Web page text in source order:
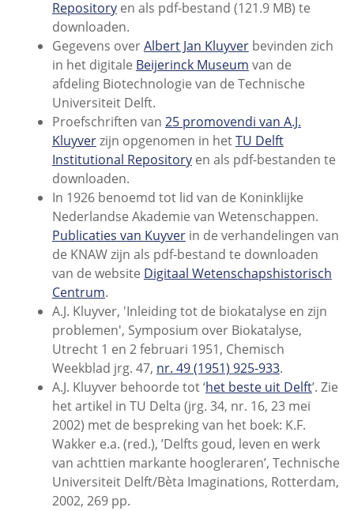
Repositoryen als pdf-bestand (121.9 MB) te
downloaden.
Gegevens overAlbert Jan Kluyverbevinden zich
in het digitale Beijerinck Museum van de
afdeling Biotechnologie van de Technische
Universiteit Delft.
Proefschriften van 25 promovendi van A.J.
Kluyverzijn opgenomen in hetTU Delft
Institutional Repositoryen als pdf-bestanden te
downloaden.
In 1926 benoemd tot lid van de Koninklijke
Nederlandse Akademie van Wetenschappen.
Publicaties van Kuyverin de verhandelingen van
de KNAW zijn als pdf-bestand te downloaden
van de website Digitaal Wetenschapshistorisch
Centrum.
A.J. Kluyver, 'Inleiding tot de biokatalyse en zijn
problemen', Symposium over Biokatalyse,
Utrecht 1 en 2 februari 1951, Chemisch
Weekblad jrg. 47, nr. 49 (1951) 925-933.
A.J. Kluyver behoorde tot ‘het beste uit Delft’. Zie
het artikel in TU Delta (jrg. 34, nr. 16, 23 mei
2002) met de bespreking van het boek: K.F.
Wakker e.a. (red.), ’Delfts goud, leven en werk
van achttien markante hoogleraren’, Technische
Universiteit Delft/Bèta Imaginations, Rotterdam,
2002, 269 pp.